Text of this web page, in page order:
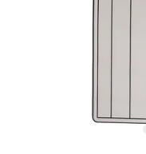
SITEMAP